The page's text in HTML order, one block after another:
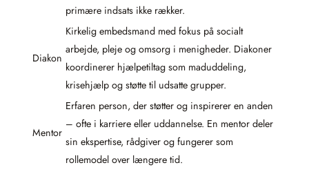
primære indsats ikke rækker.
Diakon
Kirkelig embedsmand med fokus på socialt
arbejde, pleje og omsorg i menigheder. Diakoner
koordinerer hjælpetiltag som maduddeling,
krisehjælp og støtte til udsatte grupper.
Mentor
Erfaren person, der støtter og inspirerer en anden
– ofte i karriere eller uddannelse. En mentor deler
sin ekspertise, rådgiver og fungerer som
rollemodel over længere tid.